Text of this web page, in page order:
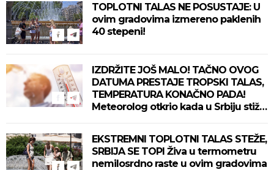
TOPLOTNI TALAS NE POSUSTAJE: U
ovim gradovima izmereno paklenih
40 stepeni!
IZDRŽITE JOŠ MALO! TAČNO OVOG
DATUMA PRESTAJE TROPSKI TALAS,
TEMPERATURA KONAČNO PADA!
Meteorolog otkrio kada u Srbiju stiže
EKSTREMNI TOPLOTNI TALAS STEŽE,
SRBIJA SE TOPI Živa u termometru
nemilosrdno raste u ovim gradovima